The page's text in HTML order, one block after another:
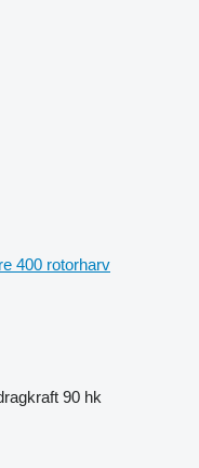
400 rotorharv
90 hk